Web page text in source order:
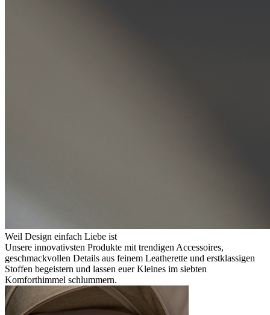
Weil Design einfach Liebe ist
Unsere innovativsten Produkte mit trendigen Accessoires,
geschmackvollen Details aus feinem Leatherette und erstklassigen
Stoffen begeistern und lassen euer Kleines im siebten
Komforthimmel schlummern.